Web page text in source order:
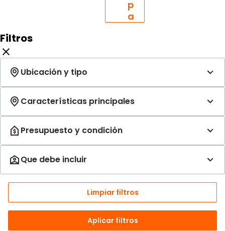
p
a
Filtros
Limpiar filtros
Aplicar filtros